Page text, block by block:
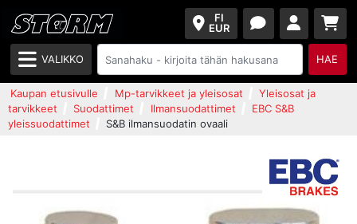
FI
EUR
VALIKKO HAE
Kaupan etusivulle Mp-tarvikkeet ja yleisosat
Yleisosat ja
tarvikkeet
Suodattimet Ilmansuodattimet
EBC S&B
yleissuodattimet
S&B ilmansuodatin ovaali